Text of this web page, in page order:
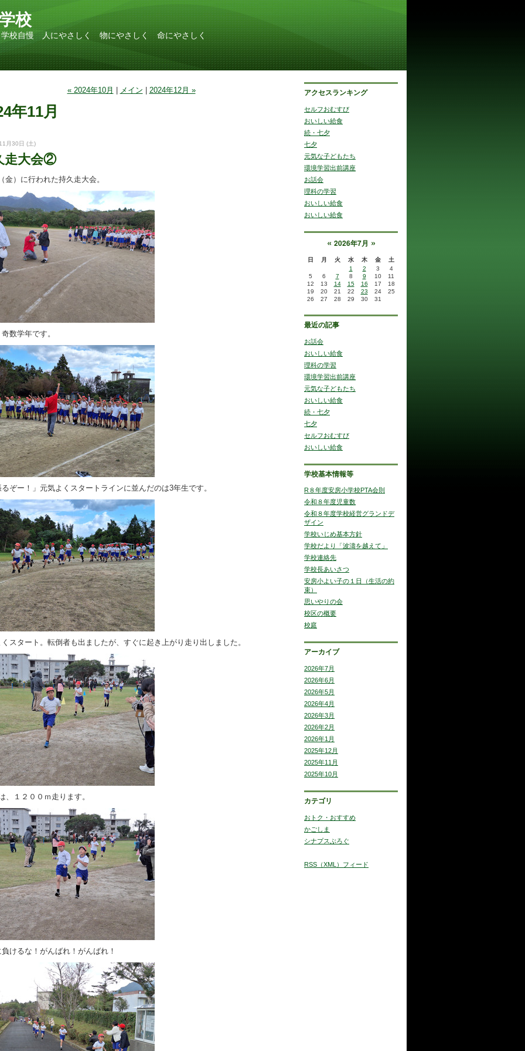
校
学校自慢 人にやさしく 物にやさしく 命にやさしく
« 2024年10月 メイン 2024年12月 »
年11月
月30日 (土)
走大会②
金）に行われた持久走大会。
数学年です。
ぞー！」元気よくスタートラインに並んだのは3年生です。
スタート。転倒者も出ましたが、すぐに起き上がり走り出しました。
、１２００ｍ走ります。
けるな！がんばれ！がんばれ！
アクセスランキング
セルフおむすび
おいしい給食
続・七夕
七夕
元気な子どもたち
環境学習出前講座
お話会
理科の学習
おいしい給食
おいしい給食
« 2026年7月 »
日 月 火 水 木 金
土
1
2 3
4
5
6 7 8 9 10
11
12
13 14 15 16 17
18
19
20 21 22 23 24
25
26
27 28 29 30 31
最近の記事
お話会
おいしい給食
理科の学習
環境学習出前講座
元気な子どもたち
おいしい給食
続・七夕
七夕
セルフおむすび
おいしい給食
学校基本情報等
R８年度安房小学校PTA会則
令和８年度児童数
令和８年度学校経営グランドデ
ザイン
学校いじめ基本方針
学校だより「波濤を越えて」
学校連絡先
学校長あいさつ
安房小よい子の１日（生活の約
束）
思いやりの会
校区の概要
校庭
アーカイブ
2026年7月
2026年6月
2026年5月
2026年4月
2026年3月
2026年2月
2026年1月
2025年12月
2025年11月
2025年10月
カテゴリ
おトク・おすすめ
かごしま
シナプスぶろぐ
RSS（XML）フィード